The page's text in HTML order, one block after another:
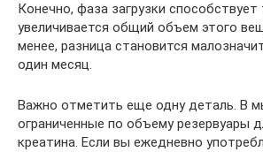
Конечно, фаза загрузки способствует
увеличивается общий объем этого
менее, разница становится
один месяц.
Важно отметить еще одну деталь. В
ограниченные по объему резервуары
креатина. Если вы ежедневно